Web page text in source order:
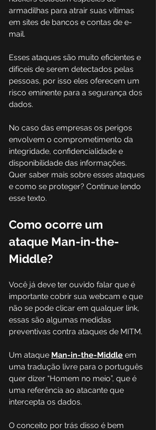
armadilhas para atrair suas vítimas
em sites de bancos e contas de e-
mail.
Esses ataques são muito eficientes e
difíceis de serem detectados pelas
pessoas, por isso eles oferecem um
risco eminente para a segurança dos
dados.
No caso das empresas os perigos
envolvem o comprometimento da
integridade, confidencialidade e
disponibilidade das informações.
Quer saber mais sobre esses ataques
e como se proteger? Continue lendo
esse texto.
Como ocorre um
ataque Man-in-the-
Middle?
Você já deve ter ouvido falar que é
importante cobrir sua webcam e que
não se pode clicar em qualquer link,
essas são algumas medidas
preventivas contra ataques de MITM.
Um ataque Man-in-the-Middle em
uma tradução livre para o português
quer dizer “Homem no meio”, que é
uma referência ao atacante que
intercepta os dados.
O conceito por trás disso é bem